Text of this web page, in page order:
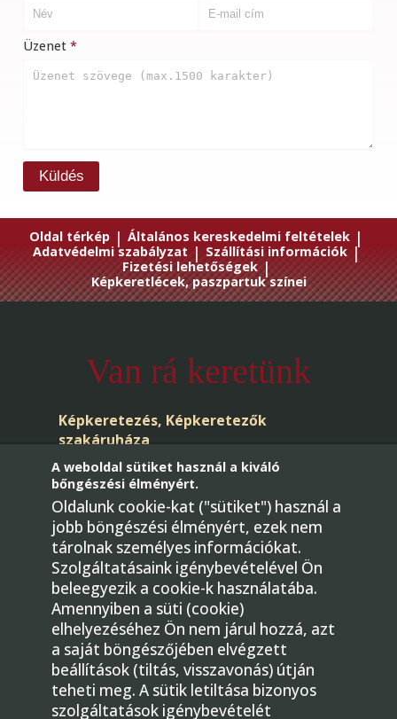
Üzenet
Küldés
Oldal térkép | Általános kereskedelmi feltételek |
Adatvédelmi szabályzat | Szállítási információk |
Fizetési lehetőségek |
Képkeretlécek, paszpartuk színei
Van rá keretünk
Képkeretezés, Képkeretezők
szakáruháza
Telefon: +36-30/436-4181
E-mail:
megrendeles@gmkepkeretezok.hu
1224 Budapest, Bartók Béla út 31.
Facebook
A weboldal sütiket használ a kiváló
bőngészési élményért.
Oldalunk cookie-kat ("sütiket") használ a
jobb böngészési élményért, ezek nem
tárolnak személyes információkat.
Szolgáltatásaink igénybevételével Ön
beleegyezik a cookie-k használatába.
Amennyiben a süti (cookie)
elhelyezéséhez Ön nem járul hozzá, azt
a saját böngészőjében elvégzett
beállítások (tiltás, visszavonás) útján
teheti meg. A sütik letiltása bizonyos
szolgáltatások igénybevételét